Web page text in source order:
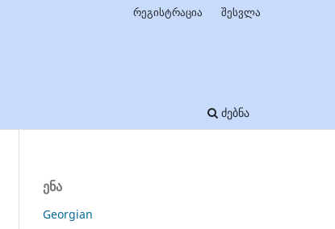
ძებნა
რეგისტრაცია შესვლა
ენა
Georgian